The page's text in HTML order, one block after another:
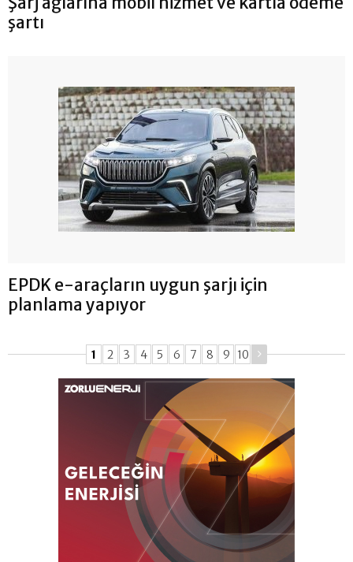
şartı
EPDK e-araçların uygun şarjı için
planlama yapıyor
1 2 3 4 5 6 7 8 9 10